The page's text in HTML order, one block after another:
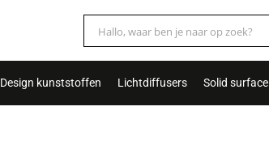
Design kunststoffen Lichtdiffusers Solid surface